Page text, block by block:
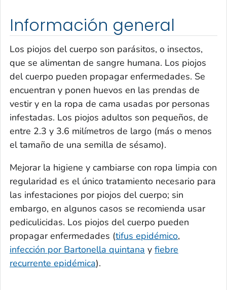
Información general
Los piojos del cuerpo son parásitos, o insectos,
que se alimentan de sangre humana. Los piojos
del cuerpo pueden propagar enfermedades. Se
encuentran y ponen huevos en las prendas de
vestir y en la ropa de cama usadas por personas
infestadas. Los piojos adultos son pequeños, de
entre 2.3 y 3.6 milímetros de largo (más o menos
el tamaño de una semilla de sésamo).
Mejorar la higiene y cambiarse con ropa limpia con
regularidad es el único tratamiento necesario para
las infestaciones por piojos del cuerpo; sin
embargo, en algunos casos se recomienda usar
pediculicidas. Los piojos del cuerpo pueden
propagar enfermedades (tifus epidémico,
infección por Bartonella quintana y fiebre
recurrente epidémica).